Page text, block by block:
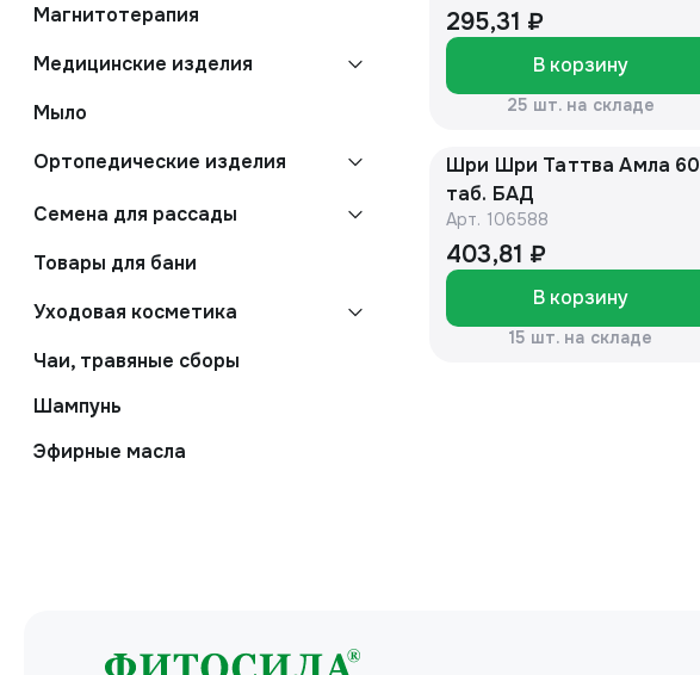
Магнитотерапия
Медицинские изделия
Мыло
Ортопедические изделия
Семена для рассады
Товары для бани
Уходовая косметика
Чаи, травяные сборы
Шампунь
Эфирные масла
295,31 ₽
В корзину
25 шт. на складе
Шри Шри Таттва Амла 60
таб. БАД
Арт. 106588
403,81 ₽
В корзину
15 шт. на складе